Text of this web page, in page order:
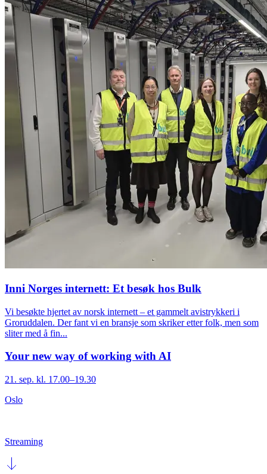
Inni Norges internett: Et besøk hos Bulk
Vi besøkte hjertet av norsk internett – et gammelt avistrykkeri i
Groruddalen. Der fant vi en bransje som skriker etter folk, men som
sliter med å fin...
Your new way of working with AI
21. sep. kl. 17.00–19.30
Oslo
Streaming